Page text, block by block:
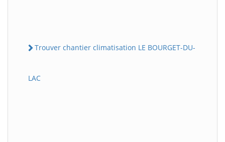
Trouver chantier climatisation LE BOURGET-DU-
LAC